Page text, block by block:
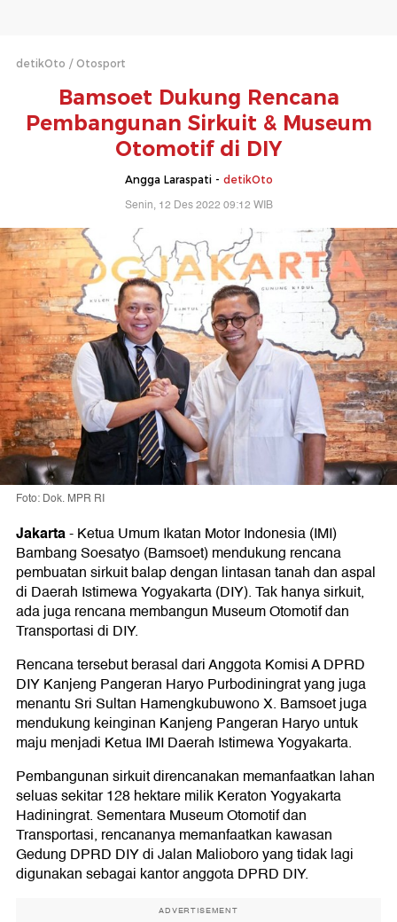
detikOto Otosport
Bamsoet Dukung Rencana
Pembangunan Sirkuit & Museum
Otomotif di DIY
Angga Laraspati - detikOto
Senin, 12 Des 2022 09:12 WIB
Foto: Dok. MPR RI
Jakarta-Ketua Umum Ikatan Motor Indonesia (IMI)
Bambang Soesatyo (Bamsoet) mendukung rencana
pembuatan sirkuit balap dengan lintasan tanah dan aspal
di Daerah Istimewa Yogyakarta (DIY). Tak hanya sirkuit,
ada juga rencana membangun Museum Otomotif dan
Transportasi di DIY.
Rencana tersebut berasal dari Anggota Komisi A DPRD
DIY Kanjeng Pangeran Haryo Purbodiningrat yang juga
menantu Sri Sultan Hamengkubuwono X. Bamsoet juga
mendukung keinginan Kanjeng Pangeran Haryo untuk
maju menjadi Ketua IMI Daerah Istimewa Yogyakarta.
Pembangunan sirkuit direncanakan memanfaatkan lahan
seluas sekitar 128 hektare milik Keraton Yogyakarta
Hadiningrat. Sementara Museum Otomotif dan
Transportasi, rencananya memanfaatkan kawasan
Gedung DPRD DIY di Jalan Malioboro yang tidak lagi
digunakan sebagai kantor anggota DPRD DIY.
ADVERTISEMENT